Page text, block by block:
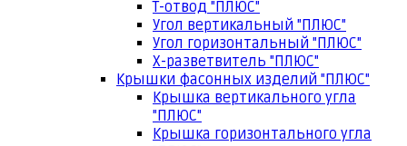
Т-отвод "ПЛЮС"
Угол вертикальный "ПЛЮС"
Угол горизонтальный "ПЛЮС"
Х-разветвитель "ПЛЮС"
Крышки фасонных изделий "ПЛЮС"
Крышка вертикального угла
"ПЛЮС"
Крышка горизонтального угла